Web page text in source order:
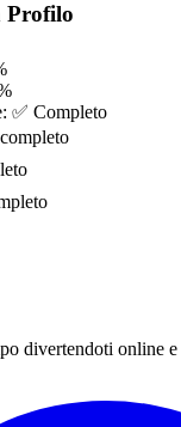
Profilo
✅ Completo
divertendoti online